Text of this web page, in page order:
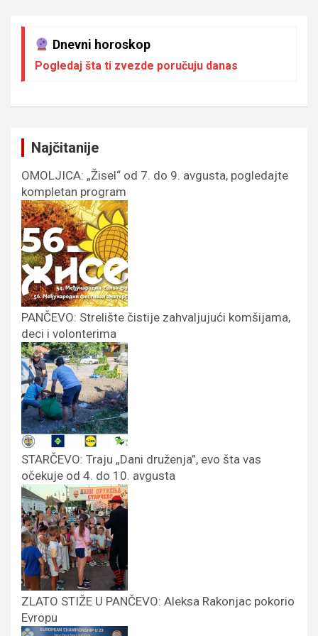
Dnevni horoskop
Pogledaj šta ti zvezde poručuju danas
Najčitanije
OMOLJICA: „Žisel“ od 7. do 9. avgusta, pogledajte
kompletan program
PANČEVO: Strelište čistije zahvaljujući komšijama,
deci i volonterima
STARČEVO: Traju „Dani druženja”, evo šta vas
očekuje od 4. do 10. avgusta
ZLATO STIŽE U PANČEVO: Aleksa Rakonjac pokorio
Evropu